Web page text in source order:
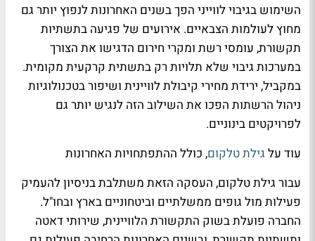
השימוש בגיבוי לווייני הפך בשנים האחרונות לנפוץ יותר גם
מחוץ לעולמות הצבאיים. אירועים של פגיעה בתשתיות
תקשורת, עומסי רשת ומקרי חירום הדגישו את הצורך
במערכות גיבוי שלא תלויות רק בתשתית קרקעית מקומית.
במקביל, ירידת מחירי קיבולת לוויינית ושיפור בטכנולוגיות
ניהול הרשתות הפכו את השילוב הזה לנגיש יותר גם
לפרויקטים בינוניים.
עוד על גילת טלקום, כולל ההתפתחויות האחרונות
עבור גילת טלקום, העסקה הזאת משתלבת בניסיון להעמיק
פעילות מול גופים ממשלתיים וביטחוניים בארץ ובחו"ל.
החברה פועלת בשוק התקשורת הלוויינית, שירותי דאטה